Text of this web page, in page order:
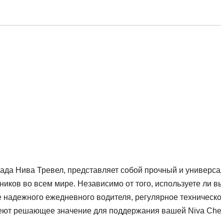
Нива Тревел, представляет собой прочный и
во всем мире. Независимо от того, используете ли
ежедневного водителя, регулярное
решающее значение для поддержания вашей Niva